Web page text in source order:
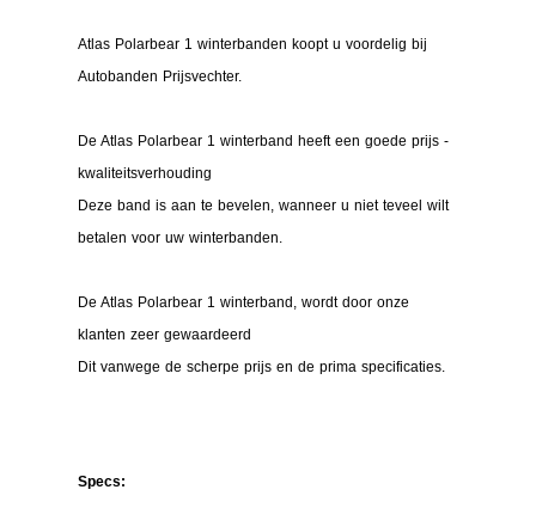
Atlas Polarbear 1 winterbanden koopt u voordelig bij
Autobanden Prijsvechter.
De Atlas Polarbear 1 winterband heeft een goede prijs -
kwaliteitsverhouding
Deze band is aan te bevelen, wanneer u niet teveel wilt
betalen voor uw winterbanden.
De Atlas Polarbear 1 winterband, wordt door onze
klanten zeer gewaardeerd
Dit vanwege de scherpe prijs en de prima specificaties.
Specs: